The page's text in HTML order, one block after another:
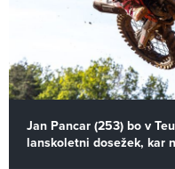
Jan Pancar (253) bo v
lanskoletni dosežek, kar